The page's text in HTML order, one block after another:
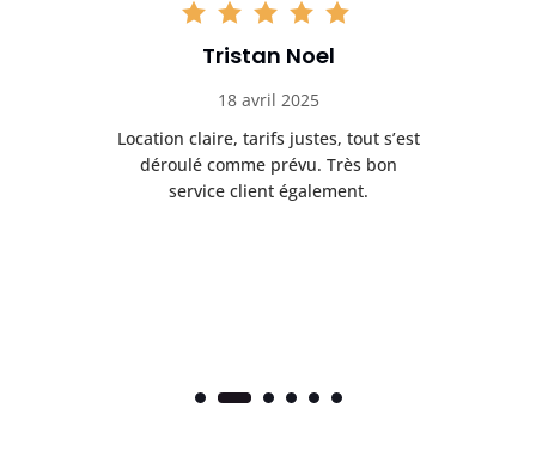
Tristan Noel
18 avril 2025
Location claire, tarifs justes, tout s’est
déroulé comme prévu. Très bon
service client également.